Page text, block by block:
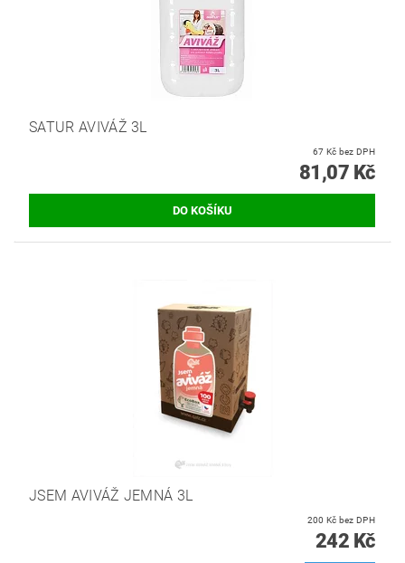
SATUR AVIVÁŽ 3L
67 Kč bez DPH
81,07 Kč
JSEM AVIVÁŽ JEMNÁ 3L
200 Kč bez DPH
242 Kč